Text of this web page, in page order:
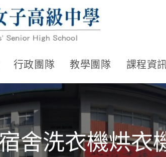
行政團隊 教學團隊 課程資
舍洗衣機烘衣